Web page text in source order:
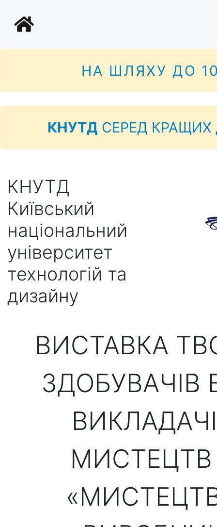
НА ШЛЯХУ ДО
КНУТД СЕРЕД КРАЩИХ
КНУТД
Київський
національний
університет
технологій та
дизайну
ВИСТАВКА
ЗДОБУВАЧІВ